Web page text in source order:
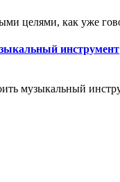
целями, как уже
инструмент
музыкальный